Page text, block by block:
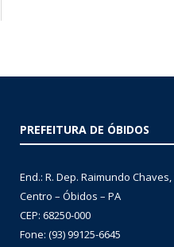
PREFEITURA DE ÓBIDOS
End.: R. Dep. Raimundo Chaves,
Centro – Óbidos – PA
CEP: 68250-000
Fone: (93) 99125-6645